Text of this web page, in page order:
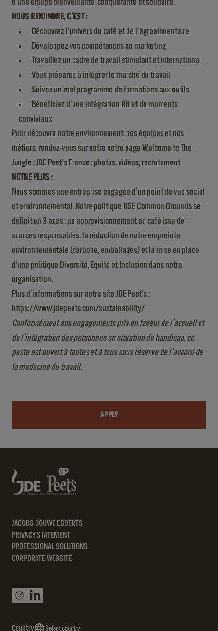
d'une équipe bienveillante, conquérante et solidaire.
NOUS REJOINDRE, C'EST :
Découvrez l’univers du café et de l’agroalimentaire
Développez vos compétences en marketing
Travaillez un cadre de travail stimulant et international
Vous préparez à intégrer le marché du travail
Suivez un réel programme de formations aux outils
Bénéficiez d’une intégration RH et de moments
conviviaux
Pour découvrir notre environnement, nos équipes et nos
métiers, rendez-vous sur notre notre page Welcome to The
Jungle :JDE Peet’s France : photos, vidéos, recrutement
NOTRE PLUS :
Nous sommes une entreprise engagée d'un point de vue social
et environnemental. Notre politique RSE Common Grounds se
définit en 3 axes : un approvisionnement en café issu de
sources responsables, la réduction de notre empreinte
environnementale (carbone, emballages) et la mise en place
d’une politique Diversité, Equité et Inclusion dans notre
organisation.
Plus d’informations sur notre site JDE Peet’s :
https://www.jdepeets.com/sustainability/
Conformément aux engagements pris en faveur de l'accueil et
de l'intégration des personnes en situation de handicap, ce
poste est ouvert à toutes et à tous sous réserve de l'accord de
la médecine du travail.
APPLY
JACOBS DOUWE EGBERTS
PRIVACY STATEMENT
PROFESSIONAL SOLUTIONS
CORPORATE WEBSITE
Country Select country